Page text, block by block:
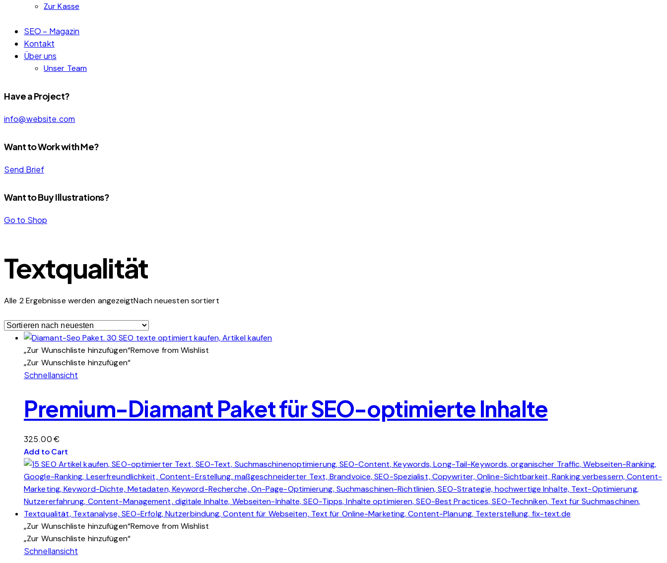
Zur Kasse
SEO – Magazin
Kontakt
Über uns
Unser Team
Have a Project?
info@website.com
Want to Work with Me?
Send Brief
Want to Buy Illustrations?
Go to Shop
Textqualität
Alle 2 Ergebnisse werden angezeigtNach neuesten sortiert
„Zur Wunschliste hinzufügen“Remove from Wishlist
„Zur Wunschliste hinzufügen“
Schnellansicht
Premium-Diamant Paket für SEO-optimierte Inhalte
325.00€
Add to Cart
„Zur Wunschliste hinzufügen“Remove from Wishlist
„Zur Wunschliste hinzufügen“
Schnellansicht